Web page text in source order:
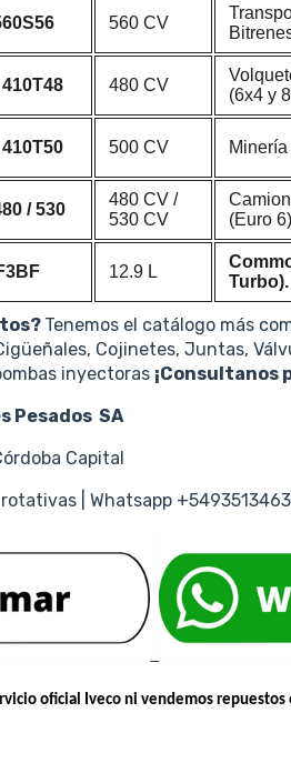
560 CV
480 CV
(6x4 y
500 CV
/ 530
480 CV /
530 CV
(Euro
12.9 L
Turbo).
Tenemos el catálogo más
Cojinetes, Juntas,
inyectoras ¡Consultanos
Pesados SA
Capital
| Whatsapp
oficial Iveco ni vendemos repuestos